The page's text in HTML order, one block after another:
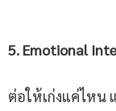
5. Emotional
ต่อให้เก่งแค่ไหน